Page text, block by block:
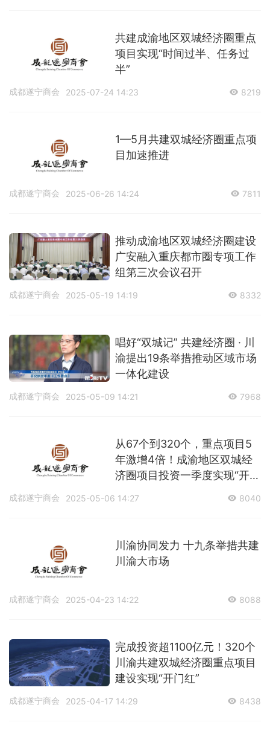
共建成渝地区双城经济圈重点
项目实现“时间过半、任务过
半”
成都遂宁商会 2025-07-24 14:23 8219
1—5月共建双城经济圈重点项
目加速推进
成都遂宁商会 2025-06-26 14:24 7811
推动成渝地区双城经济圈建设
广安融入重庆都市圈专项工作
组第三次会议召开
成都遂宁商会 2025-05-19 14:19 8332
唱好“双城记” 共建经济圈 · 川
渝提出19条举措推动区域市场
一体化建设
成都遂宁商会 2025-05-09 14:21 7968
从67个到320个，重点项目5
年激增4倍！成渝地区双城经
济圈项目投资一季度实现“开门
成都遂宁商会 2025-05-06 14:27 8040
川渝协同发力 十九条举措共建
川渝大市场
成都遂宁商会 2025-04-23 14:22 8088
完成投资超1100亿元！320个
川渝共建双城经济圈重点项目
建设实现“开门红”
成都遂宁商会 2025-04-17 14:29 8438